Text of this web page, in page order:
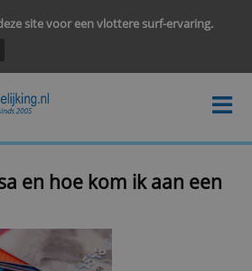
deze site voor een vlottere surf-
en hoe kom ik aan